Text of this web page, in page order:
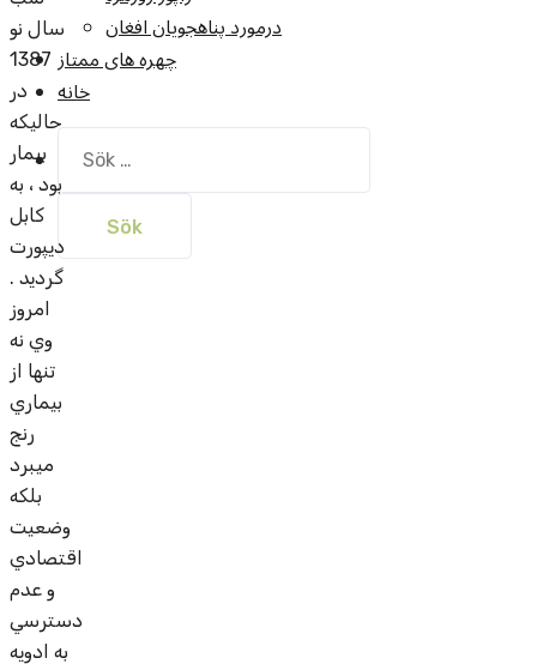
درمورد پناهجويان افغان
چهره های ممتاز
خانه
efter:
سال نو
1387
در
حاليکه
بيمار
بود ، به
کابل
ديپورت
گرديد .
امروز
وي نه
تنها از
بيماري
رنج
ميبرد
بلکه
وضعيت
اقتصادي
و عدم
دسترسي
به ادويه